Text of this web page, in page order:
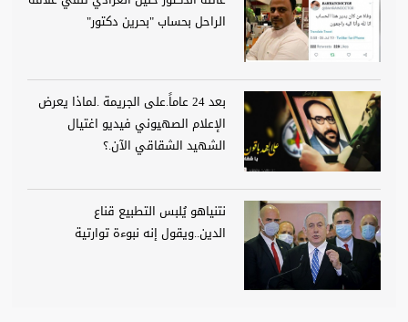
الراحل بحساب "بحرين دكتور"
بعد 24 عاماً.على الجريمة .لماذا يعرض
الإعلام الصهيوني فيديو اغتيال
الشهيد الشقاقي الآن.؟
نتنياهو يُلبس التطبيع قناع
الدين..ويقول إنه نبوءة توارتية